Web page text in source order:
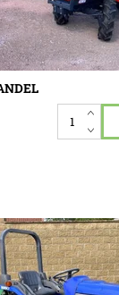
20 Hp. Servo
1 ks